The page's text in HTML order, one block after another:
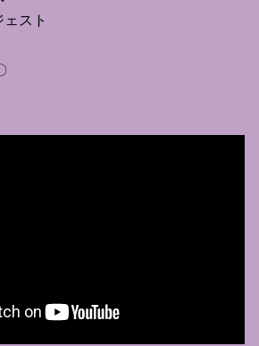
スト